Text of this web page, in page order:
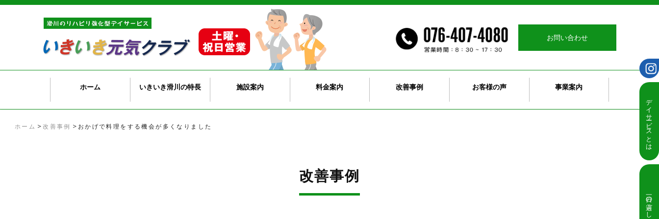
お問い合わせ
ホーム いきいき滑川の特長 施設案内 料金案内 改善事例 お客様の声 事業案内
ホーム >改善事例 > おかげで料理をする機会が多くなりました
改善事例
デイサービスとは
一日の過ごし方